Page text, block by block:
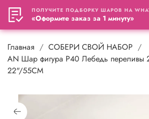
Главная СОБЕРИ СВОЙ НАБОР
AN Шар фигура P40 Лебедь переливы
22"/55CM
«Оформите заказ за 1 минуту»